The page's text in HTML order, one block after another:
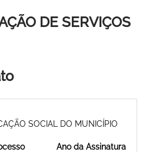
DE SERVIÇOS
SOCIAL DO MUNICÍPIO
Ano da Assinatura